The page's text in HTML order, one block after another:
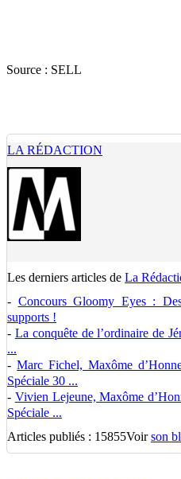
Source : SELL
LA RÉDACTION
Les derniers articles de La
- Concours Gloomy Eyes :
supports !
- La conquête de l’ordinaire de
...
-Marc Fichel, Maxôme
Spéciale 30 ...
- Vivien Lejeune, Maxôme
Spéciale ...
Articles publiés : 15855Voirson